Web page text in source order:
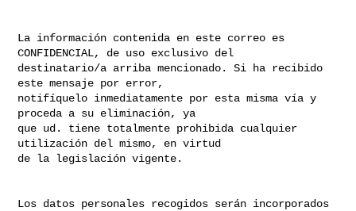
La información contenida en este correo es
CONFIDENCIAL, de uso exclusivo del
destinatario/a arriba mencionado. Si ha recibido
este mensaje por error,
notifíquelo inmediatamente por esta misma vía y
proceda a su eliminación, ya
que ud. tiene totalmente prohibida cualquier
utilización del mismo, en virtud
de la legislación vigente.
Los datos personales recogidos serán incorporados